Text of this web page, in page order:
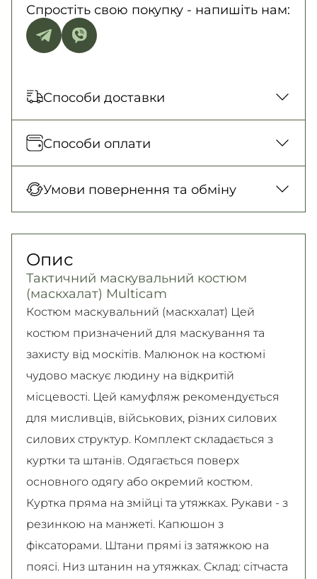
Спростіть свою покупку - напишіть нам:
Способи доставки
Відправка кожного дня. Післяплата тільки
на замовлення від 500 грн
150 грн. / 1-2 дні
300 грн. / 1-2 дні
Самовивіз
Безкоштовно
Детальніше
Способи оплати
карткою у відділенні, Безготівковими для
Детальніше
Умови повернення та обміну
Детально про умови повернення та обміну
читайте насторінці
Детальніше
Опис
Тактичний маскувальний костюм
(маскхалат) Multicam
Костюм маскувальний (маскхалат) Цей
костюм призначений для маскування та
захисту від москітів. Малюнок на костюмі
чудово маскує людину на відкритій
місцевості. Цей камуфляж рекомендується
для мисливців, військових, різних силових
силових структур. Комплект складається з
куртки та штанів. Одягається поверх
основного одягу або окремий костюм.
Куртка пряма на змійці та утяжках. Рукави - з
резинкою на манжеті. Капюшон з
фіксаторами. Штани прямі із затяжкою на
поясі. Низ штанин на утяжках. Склад: сітчаста